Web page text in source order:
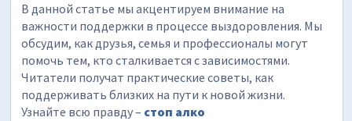
В данной статье мы акцентируем внимание на
важности поддержки в процессе выздоровления. Мы
обсудим, как друзья, семья и профессионалы могут
помочь тем, кто сталкивается с зависимостями.
Читатели получат практические советы, как
поддерживать близких на пути к новой жизни.
Узнайте всю правду – стоп алко